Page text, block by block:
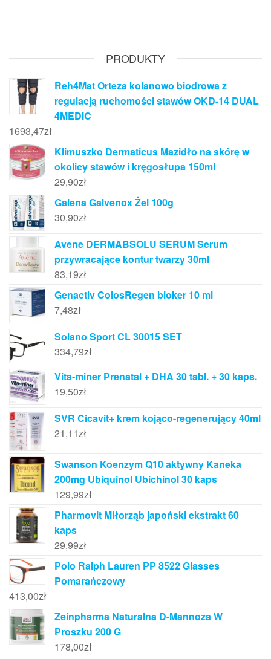
PRODUKTY
Reh4Mat Orteza kolanowo biodrowa z
regulacją ruchomości stawów OKD-14 DUAL
4MEDIC
1693,47zł
Klimuszko Dermaticus Mazidło na skórę w
okolicy stawów i kręgosłupa 150ml
29,90zł
Galena Galvenox Żel 100g
30,90zł
Avene DERMABSOLU SERUM Serum
przywracające kontur twarzy 30ml
83,19zł
Genactiv ColosRegen bloker 10 ml
7,48zł
Solano Sport CL 30015 SET
334,79zł
Vita-miner Prenatal + DHA 30 tabl. + 30 kaps.
19,50zł
SVR Cicavit+ krem kojąco-regenerujący 40ml
21,11zł
Swanson Koenzym Q10 aktywny Kaneka
200mg Ubiquinol Ubichinol 30 kaps
129,99zł
Pharmovit Miłorząb japoński ekstrakt 60
kaps
29,99zł
Polo Ralph Lauren PP 8522 Glasses
Pomarańczowy
413,00zł
Zeinpharma Naturalna D-Mannoza W
Proszku 200 G
178,00zł